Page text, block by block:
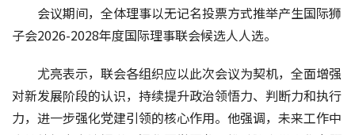
会议期间，全体理事以无记名投票方式推举产生国际狮
子会2026-2028年度国际理事联会候选人人选。
尤亮表示，联会各组织应以此次会议为契机，全面增强
对新发展阶段的认识，持续提升政治领悟力、判断力和执行
力，进一步强化党建引领的核心作用。他强调，未来工作中